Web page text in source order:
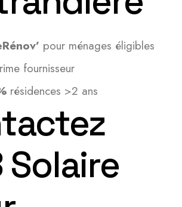
pour ménages éligibles
fournisseur
résidences >2 ans
Solaire